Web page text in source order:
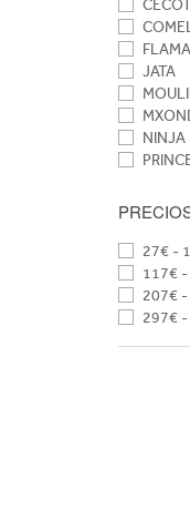
FLAMA
JATA
NINJA
27€ -
117€
207€
297€